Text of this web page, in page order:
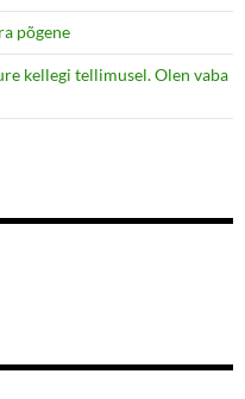
põgene
kellegi tellimusel. Olen vaba